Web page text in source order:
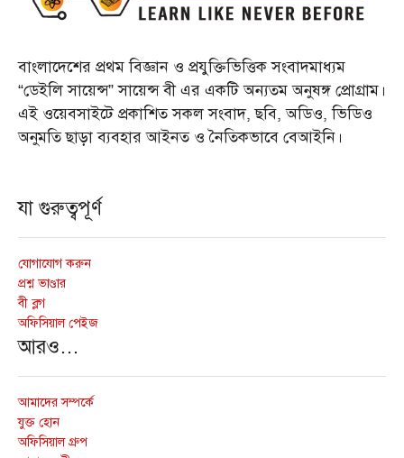
বাংলাদেশের প্রথম বিজ্ঞান ও প্রযুক্তিভিত্তিক সংবাদমাধ্যম
“ডেইলি সায়েন্স” সায়েন্স বী এর একটি অন্যতম অনুষঙ্গ প্রোগ্রাম।
এই ওয়েবসাইটে প্রকাশিত সকল সংবাদ, ছবি, অডিও, ভিডিও
অনুমতি ছাড়া ব্যবহার আইনত ও নৈতিকভাবে বেআইনি।
যা গুরুত্বপূর্ণ
যোগাযোগ করুন
প্রশ্ন ভাণ্ডার
বী ব্লগ
অফিসিয়াল পেইজ
আরও…
আমাদের সম্পর্কে
যুক্ত হোন
অফিসিয়াল গ্রুপ